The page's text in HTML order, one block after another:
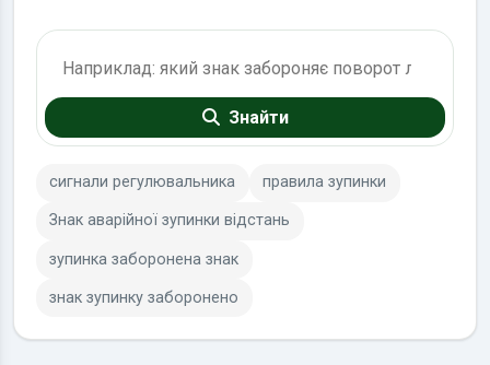
Знайти
сигнали регулювальника правила зупинки
Знак аварійної зупинки відстань
зупинка заборонена знак
знак зупинку заборонено